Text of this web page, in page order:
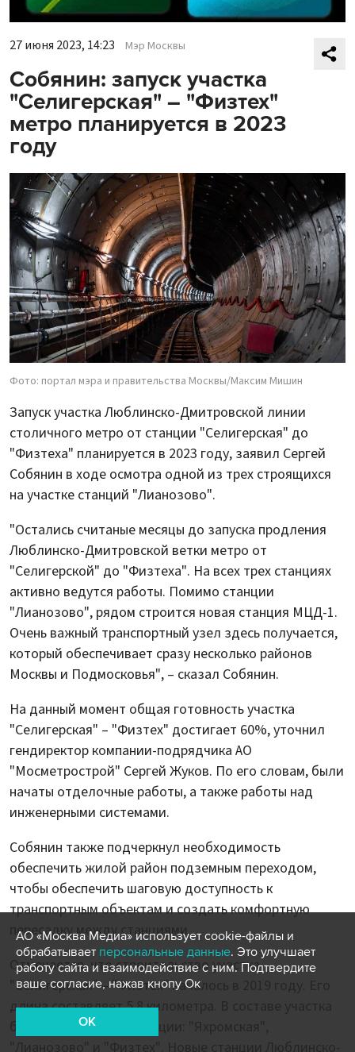
27 июня 2023, 14:23 Мэр Москвы
Собянин: запуск участка
"Селигерская" – "Физтех"
метро планируется в 2023
году
Фото: портал мэра и правительства Москвы/Максим Мишин
Запуск участка Люблинско-Дмитровской линии
столичного метро от станции "Селигерская" до
"Физтеха" планируется в 2023 году, заявил Сергей
Собянин в ходе осмотра одной из трех строящихся
на участке станций "Лианозово".
"Остались считаные месяцы до запуска продления
Люблинско-Дмитровской ветки метро от
"Селигерской" до "Физтеха". На всех трех станциях
активно ведутся работы. Помимо станции
"Лианозово", рядом строится новая станция МЦД-1.
Очень важный транспортный узел здесь получается,
который обеспечивает сразу несколько районов
Москвы и Подмосковья", – сказал Собянин.
На данный момент общая готовность участка
"Селигерская" – "Физтех" достигает 60%, уточнил
гендиректор компании-подрядчика АО
"Мосметрострой" Сергей Жуков. По его словам, были
начаты отделочные работы, а также работы над
инженерными системами.
Собянин также подчеркнул необходимость
обеспечить жилой район подземным переходом,
чтобы обеспечить шаговую доступность к
транспортным объектам и создать комфортную
пересадку между станциями.
Отмечается, что строительство участка
"Селигерская" – "Физтех" началось в 2019 году. Его
длина составляет 5,8 километра. В составе участка
будут открыты три станции: "Яхромская",
АО «Москва Медиа» использует cookie-файлы и
обрабатывает персональные данные. Это улучшает
работу сайта и взаимодействие с ним. Подтвердите
ваше согласие, нажав кнопу Ок
OK